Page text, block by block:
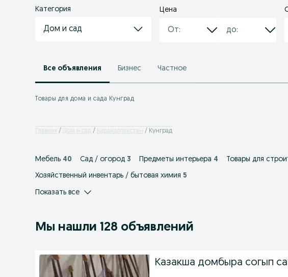
Категория
Дом и сад
Цена
Все объявления Бизнес Частное
Товары для дома и сада Кунград
Главная Дом и сад Каракалпакстан Кунград
Мебель 40 Сад / огород 3 Предметы интерьера 4 Товары для
Хозяйственный инвентарь / бытовая химия 5
Показать все
Мы нашли 128 объявлений
Казакша домбыра согып